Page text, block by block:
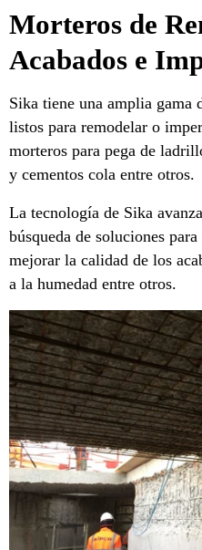
Morteros de
Acabados e
Sika tiene una amplia gama
listos para remodelar o
morteros para pega de
y cementos cola entre otros.
La tecnología de Sika
búsqueda de soluciones
mejorar la calidad de los
a la humedad entre otros.